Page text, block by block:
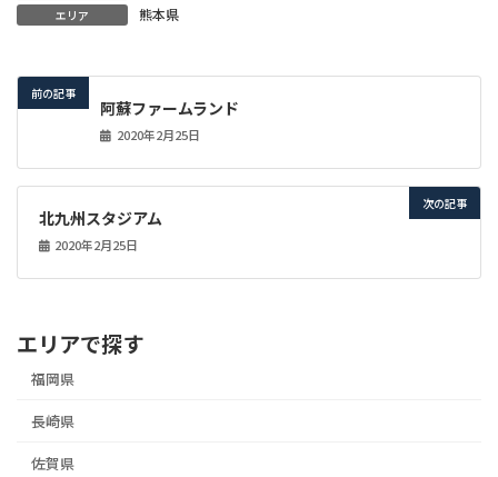
エリア 熊本県
前の記事
阿蘇ファームランド
2020年2月25日
次の記事
北九州スタジアム
2020年2月25日
エリアで探す
福岡県
長崎県
佐賀県